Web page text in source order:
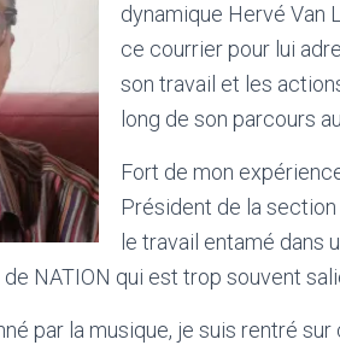
dynamique Hervé Van
ce courrier pour lui
son travail et les
long de son parcours
Fort de mon
Président de la
le travail entamé dans
NATION qui est trop souvent
par la musique, je suis rentré sur